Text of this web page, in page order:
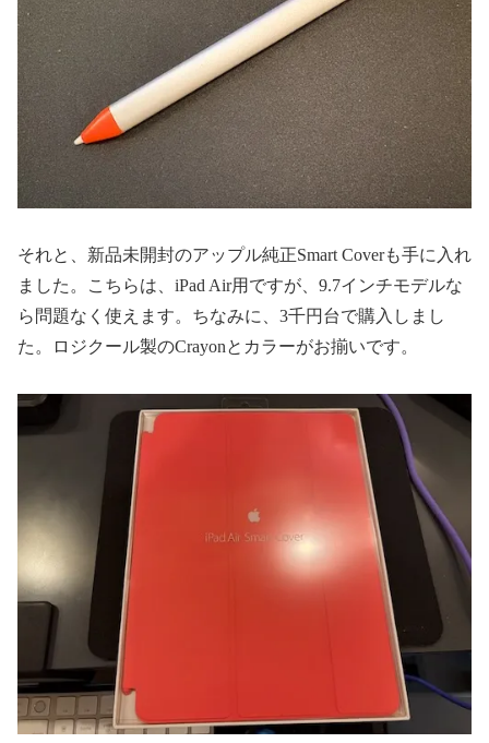
それと、新品未開封のアップル純正Smart Coverも手に入れ
ました。こちらは、iPad Air用ですが、9.7インチモデルな
ら問題なく使えます。ちなみに、3千円台で購入しまし
た。ロジクール製のCrayonとカラーがお揃いです。